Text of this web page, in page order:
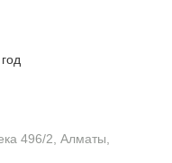
496/2, Алматы,